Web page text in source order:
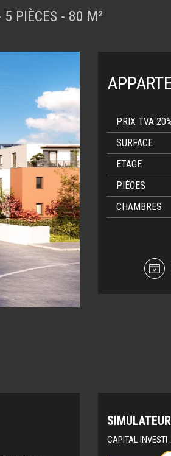
PIÈCES - 80 M²
PRIX TVA 20%
SURFACE
ETAGE
PIÈCES
CHAMBRES
CAPITAL INVESTI :